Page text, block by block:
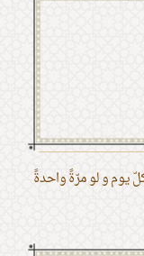
يوم و لو مرّةً واحدةً